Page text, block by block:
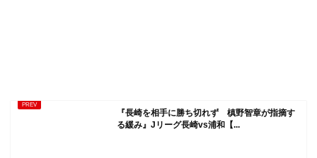
『長崎を相手に勝ち切れず 槙野智章が指摘す
る緩み』Jリーグ長崎vs浦和【...